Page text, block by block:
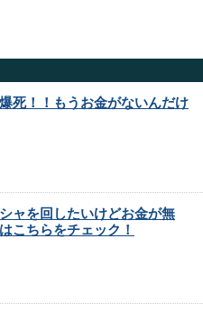
死！！もうお金がないんだけ
ャを回したいけどお金が無
こちらをチェック！